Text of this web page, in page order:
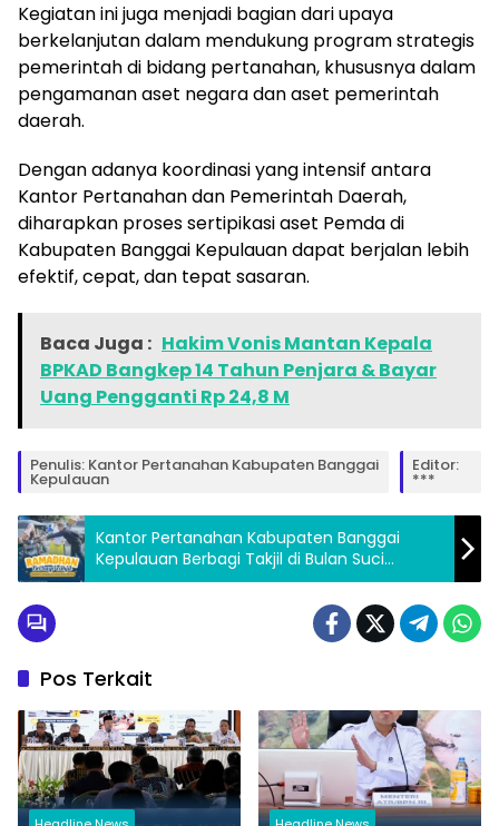
Kegiatan ini juga menjadi bagian dari upaya
berkelanjutan dalam mendukung program strategis
pemerintah di bidang pertanahan, khususnya dalam
pengamanan aset negara dan aset pemerintah
daerah.
Dengan adanya koordinasi yang intensif antara
Kantor Pertanahan dan Pemerintah Daerah,
diharapkan proses sertipikasi aset Pemda di
Kabupaten Banggai Kepulauan dapat berjalan lebih
efektif, cepat, dan tepat sasaran.
Baca Juga : Hakim Vonis Mantan Kepala
BPKAD Bangkep 14 Tahun Penjara & Bayar
Uang Pengganti Rp 24,8 M
Penulis: Kantor Pertanahan Kabupaten Banggai
Kepulauan
Editor:
***
Kantor Pertanahan Kabupaten Banggai
Kepulauan Berbagi Takjil di Bulan Suci
Ramadhan
Pos Terkait